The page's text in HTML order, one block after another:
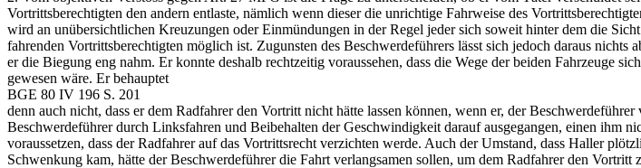
Vortrittsberechtigten den andern entlaste, nämlich wenn dieser die unrichtige Fahrweise des
wird an unübersichtlichen Kreuzungen oder Einmündungen in der Regel jeder sich soweit hinter dem die
fahrenden Vortrittsberechtigten möglich ist. Zugunsten des Beschwerdeführers lässt sich jedoch daraus
er die Biegung eng nahm. Er konnte deshalb rechtzeitig voraussehen, dass die Wege der beiden Fahrzeuge
gewesen wäre. Er behauptet
BGE 80 IV 196 S. 201
denn auch nicht, dass er dem Radfahrer den Vortritt nicht hätte lassen können, wenn er, der
Beschwerdeführer durch Linksfahren und Beibehalten der Geschwindigkeit darauf ausgegangen, einen ihm
voraussetzen, dass der Radfahrer auf das Vortrittsrecht verzichten werde. Auch der Umstand, dass Haller
Schwenkung kam, hätte der Beschwerdeführer die Fahrt verlangsamen sollen, um dem Radfahrer den